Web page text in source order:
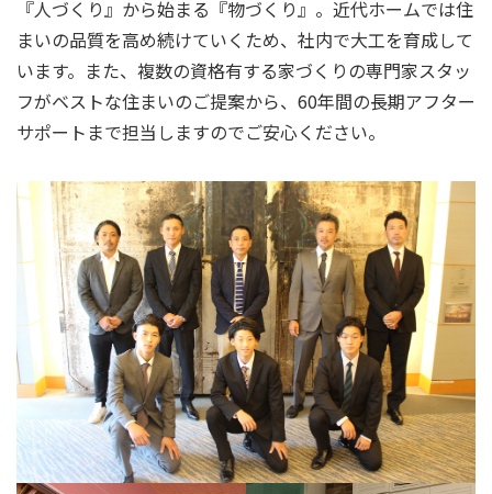
『人づくり』から始まる『物づくり』。近代ホームでは住
まいの品質を高め続けていくため、社内で大工を育成して
います。また、複数の資格有する家づくりの専門家スタッ
フがベストな住まいのご提案から、60年間の長期アフター
サポートまで担当しますのでご安心ください。